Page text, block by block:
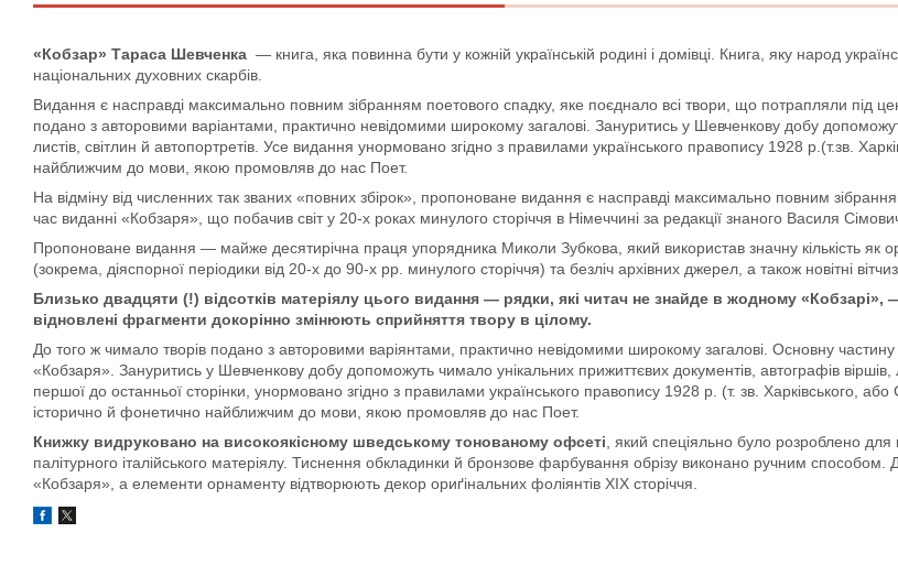
«Кобзар» Тараса Шевченка — книга, яка повинна бути у кожній українській родині і домівці. Книга, яку народ
національних духовних скарбів.
Видання є насправді максимально повним зібранням поетового спадку, яке поєднало всі твори, що потрапляли під
подано з авторовими варіантами, практично невідомими широкому загалові. Зануритись у Шевченкову добу
листів, світлин й автопортретів. Усе видання унормовано згідно з правилами українського правопису 1928 р.(т.зв.
найближчим до мови, якою промовляв до нас Поет.
На відміну від численних так званих «повних збірок», пропоноване видання є насправді максимально повним
час виданні «Кобзаря», що побачив світ у 20-х роках минулого сторіччя в Німеччині за редакції знаного Василя
Пропоноване видання — майже десятирічна праця упорядника Миколи Зубкова, який використав значну кількість як
(зокрема, діяспорної періодики від 20-х до 90-х рр. минулого сторіччя) та безліч архівних джерел, а також новітні
Близько двадцяти (!) відсотків матеріялу цього видання — рядки, які читач не знайде в жодному «Кобзарі»,
відновлені фрагменти докорінно змінюють сприйняття твору в цілому.
До того ж чимало творів подано з авторовими варіянтами, практично невідомими широкому загалові. Основну
«Кобзаря». Зануритись у Шевченкову добу допоможуть чимало унікальних прижиттєвих документів, автографів віршів,
першої до останньої сторінки, унормовано згідно з правилами українського правопису 1928 р. (т. зв. Харківського,
історично й фонетично найближчим до мови, якою промовляв до нас Поет.
Книжку видруковано на високоякісному шведському тонованому офсеті , який спеціяльно було розроблено
палітурного італійського матеріялу. Тиснення обкладинки й бронзове фарбування обрізу виконано ручним
«Кобзаря», а елементи орнаменту відтворюють декор ориґінальних фоліянтів XIX сторіччя.